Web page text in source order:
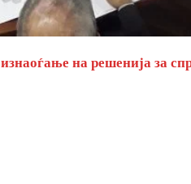
на решенија за